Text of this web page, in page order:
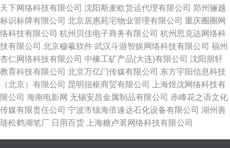
天下网络科技有限公司 沈阳斯麦欧货运代理有限公司 郑州骊越
标识标牌有限公司 北京居惠苑宅物业管理有限公司 重庆圈圈网
络科技有限公司 杭州贝佳电子商务有限公司 杭州思克达网络科
技有限公司 北京穆羲软件 武汉斗游智娱网络科技有限公司 福州
杏仁网络科技有限公司 中橡工矿产品(大连)有限公司 沈阳朋轩
教育科技有限公司 北京万亿门传媒有限公司 东方宇阳信息科技
（北京）有限公司 昆明扭枢商贸有限公司
上海煜沈网络科技有
限公司 海南电影网 无锡安昌金属制品有限公司 赤峰花之语文化
传媒有限责任公司 宁波市镇海倍速达石化设备有限公司 湖州善
琏松鹤湖笔厂 日用百货 上海糖卢茗网络科技有限公司